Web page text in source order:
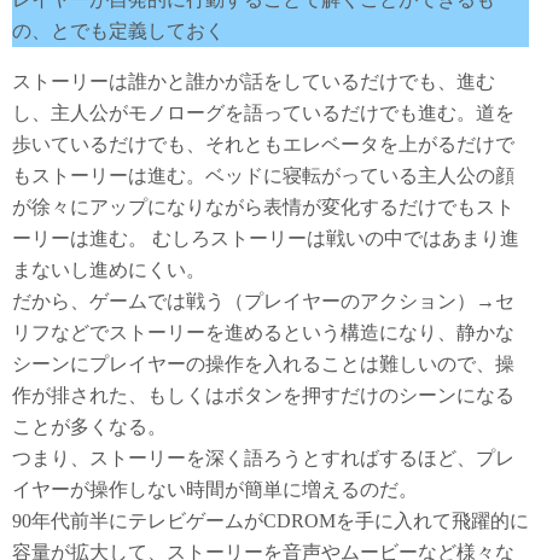
の、とでも定義しておく
ストーリーは誰かと誰かが話をしているだけでも、進む
し、主人公がモノローグを語っているだけでも進む。道を
歩いているだけでも、それともエレベータを上がるだけで
もストーリーは進む。ベッドに寝転がっている主人公の顔
が徐々にアップになりながら表情が変化するだけでもスト
ーリーは進む。 むしろストーリーは戦いの中ではあまり進
まないし進めにくい。
だから、ゲームでは戦う（プレイヤーのアクション）→セ
リフなどでストーリーを進めるという構造になり、静かな
シーンにプレイヤーの操作を入れることは難しいので、操
作が排された、もしくはボタンを押すだけのシーンになる
ことが多くなる。
つまり、ストーリーを深く語ろうとすればするほど、プレ
イヤーが操作しない時間が簡単に増えるのだ。
90年代前半にテレビゲームがCDROMを手に入れて飛躍的に
容量が拡大して、ストーリーを音声やムービーなど様々な